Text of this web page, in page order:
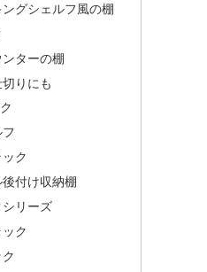
グシェルフ風の棚
ターの棚
りにも
ク
付け収納棚
リーズ
ク